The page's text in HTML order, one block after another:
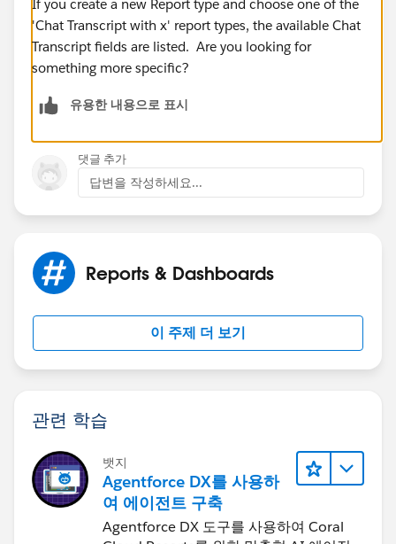
If you create a new Report type and choose one of the
'Chat Transcript with x' report types, the available Chat
Transcript fields are listed. Are you looking for
something more specific?
유용한 내용으로 표시
댓글 추가
답변을 작성하세요...
Reports & Dashboards
이 주제 더 보기
관련 학습
뱃지
Agentforce DX를 사용하
여 에이전트 구축
Agentforce DX 도구를 사용하여 Coral